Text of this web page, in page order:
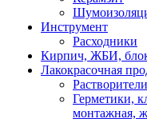
Инструмент
Расходники
Кирпич, ЖБИ,
Лакокрасочная
Растворители
Герметики,
монтажная,